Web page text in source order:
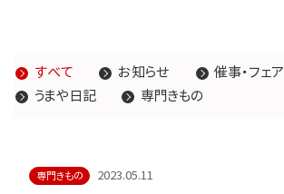
すべて お知らせ
催事・フェア
うまや日記
専門きもの
専門きもの 2023.05.11